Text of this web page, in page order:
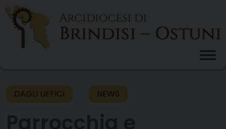
Skip
content
DAGLI UFFICI NEWS